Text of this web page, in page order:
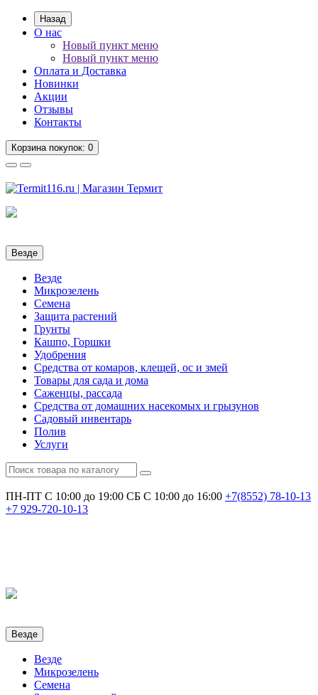
Назад
О нас
Новый пункт меню
Новый пункт меню
Оплата и Доставка
Новинки
Акции
Отзывы
Контакты
Корзинапокупок: 0
Везде
Везде
Микрозелень
Семена
Защита растений
Грунты
Кашпо, Горшки
Удобрения
Средства от комаров, клещей, ос и змей
Товары для сада и дома
Саженцы, рассада
Средства от домашних насекомых и грызунов
Садовый инвентарь
Полив
Услуги
ПН-ПТ С 10:00 до 19:00 СБ С 10:00 до 16:00 +7(8552) 78-10-13
+7 929-720-10-13
Везде
Везде
Микрозелень
Семена